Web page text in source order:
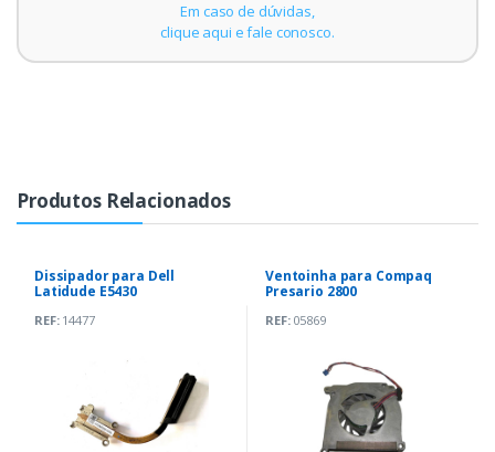
Em caso de dúvidas,
clique aqui e fale conosco.
Produtos Relacionados
Dissipador para Dell
Latidude E5430
REF:14477
Ventoinha para Compaq
Presario 2800
REF:05869